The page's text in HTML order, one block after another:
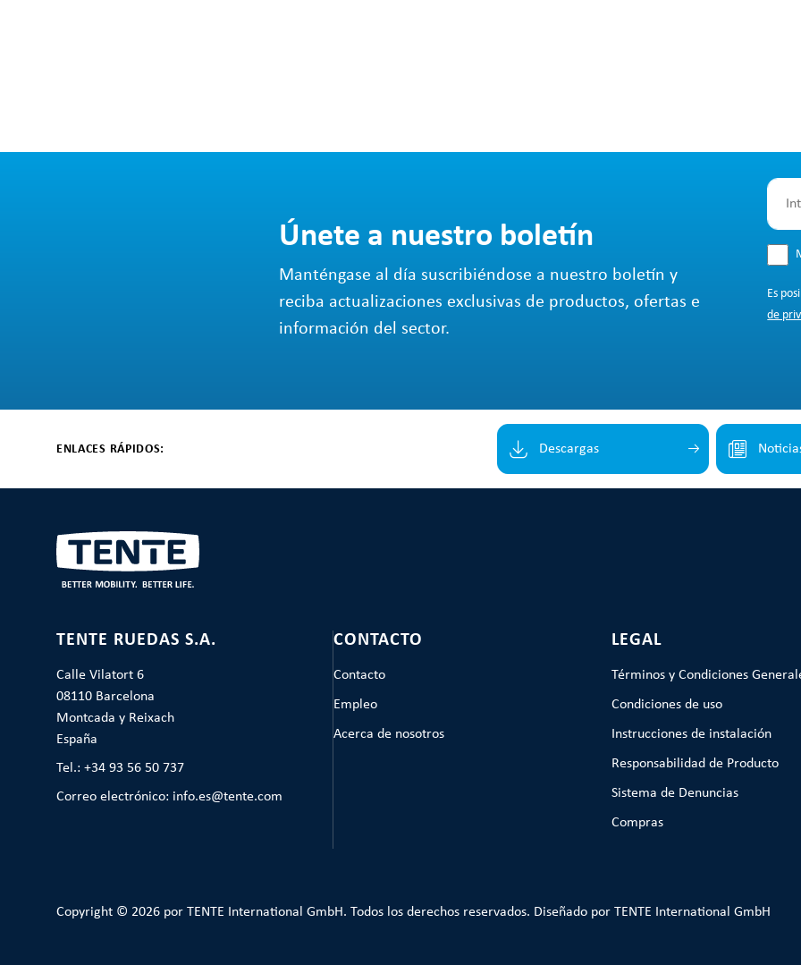
Únete a nuestro boletín
Manténgase al día suscribiéndose a nuestro boletín y
reciba actualizaciones exclusivas de productos, ofertas e
información del sector.
Es
de
ENLACES RÁPIDOS: Descargas
TENTE RUEDAS S.A.
Calle Vilatort 6
08110 Barcelona
Montcada y Reixach
España
Tel.: +34 93 56 50 737
Correo electrónico: info.es@tente.com
CONTACTO
Contacto
Empleo
Acerca de nosotros
LEGAL
Términos y Condiciones
Condiciones de uso
Instrucciones de instalación
Responsabilidad de Producto
Sistema de Denuncias
Compras
Copyright © 2026 por TENTE International GmbH. Todos los derechos reservados. Diseñado por TENTE International GmbH